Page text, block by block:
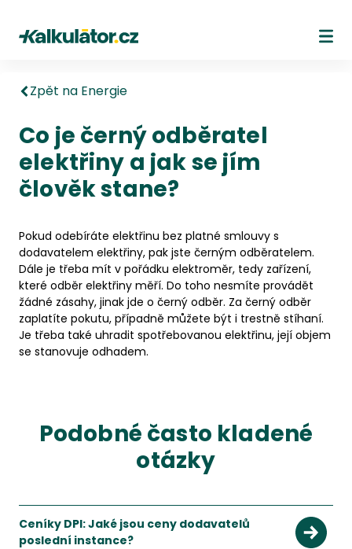
Kalkulátor.cz
Zpět na Energie
Co je černý odběratel
elektřiny a jak se jím
člověk stane?
Pokud odebíráte elektřinu bez platné smlouvy s
dodavatelem elektřiny, pak jste černým odběratelem.
Dále je třeba mít v pořádku elektroměr, tedy zařízení,
které odběr elektřiny měří. Do toho nesmíte provádět
žádné zásahy, jinak jde o černý odběr. Za černý odběr
zaplatíte pokutu, případně můžete být i trestně stíhaní.
Je třeba také uhradit spotřebovanou elektřinu, její objem
se stanovuje odhadem.
Podobné často kladené
otázky
Ceníky DPI: Jaké jsou ceny dodavatelů
poslední instance?